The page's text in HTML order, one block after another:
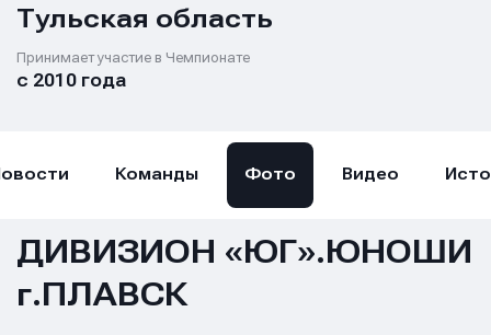
Тульская область
Принимает участие в Чемпионате
с 2010 года
Команды Фото Видео
ДИВИЗИОН «ЮГ».ЮНОШИ
г.ПЛАВСК